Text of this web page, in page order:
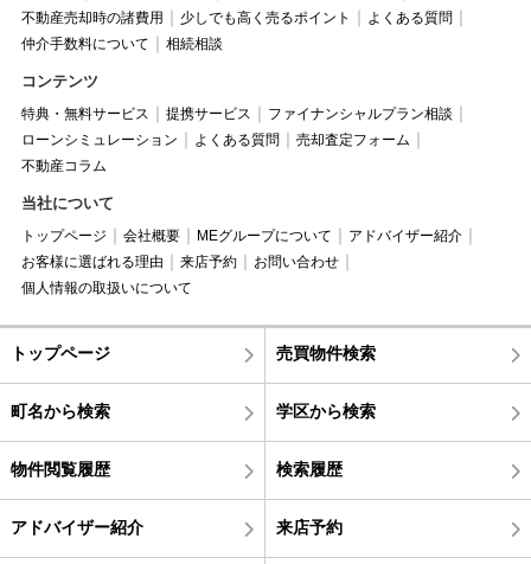
不動産売却時の諸費用
少しでも高く売るポイント
よくある質問
仲介手数料について
相続相談
コンテンツ
特典・無料サービス 提携サービス
ファイナンシャルプラン相談
ローンシミュレーション
よくある質問
売却査定フォーム
不動産コラム
当社について
トップページ 会社概要 MEグループについて
アドバイザー紹介
お客様に選ばれる理由
来店予約
お問い合わせ
個人情報の取扱いについて
トップページ 売買物件検索
町名から検索 学区から検索
物件閲覧履歴 検索履歴
アドバイザー紹介 来店予約